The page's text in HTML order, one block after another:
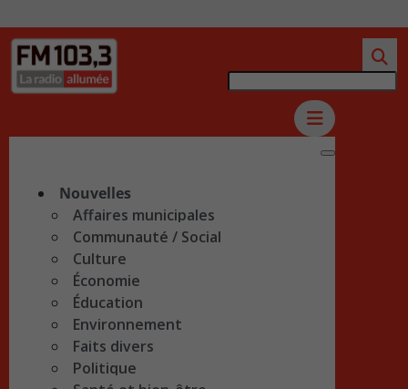
Nouvelles
Affaires municipales
Communauté / Social
Culture
Économie
Éducation
Environnement
Faits divers
Politique